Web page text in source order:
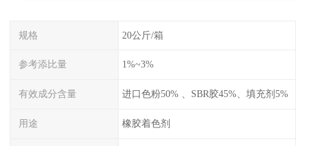
规格 20公斤/箱
参考添比量 1%~3%
有效成分含量 进口色粉50% 、SBR胶45%、填充剂5%
用途 橡胶着色剂